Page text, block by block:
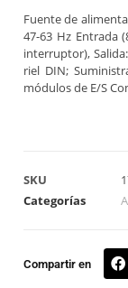
Fuente de
47-63 Hz Entrada
interruptor),
riel DIN;
módulos de E/S
SKU
Categorías
Compartir en